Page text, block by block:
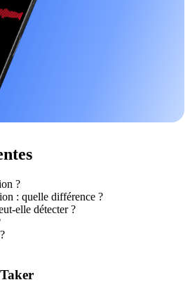
?
: quelle différence ?
elle détecter ?